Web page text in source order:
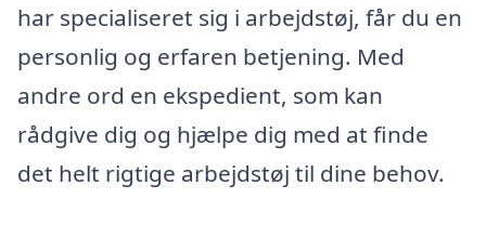
har specialiseret sig i arbejdstøj, får du en
personlig og erfaren betjening. Med
andre ord en ekspedient, som kan
rådgive dig og hjælpe dig med at finde
det helt rigtige arbejdstøj til dine behov.